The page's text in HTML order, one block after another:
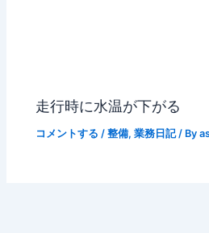
走行時に水温が下がる
コメントする /整備,業務日記/ By